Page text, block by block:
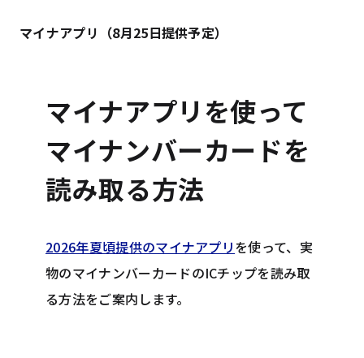
マイナアプリ（8月25日提供予定）
マイナアプリを使って
マイナンバーカードを
読み取る方法
2026年夏頃提供のマイナアプリを使って、実
物のマイナンバーカードのICチップを読み取
る方法をご案内します。